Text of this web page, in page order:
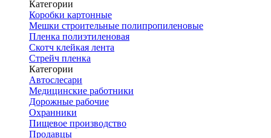
Категории
Коробки картонные
Мешки строительные полипропиленовые
Пленка полиэтиленовая
Скотч клейкая лента
Стрейч пленка
Категории
Автослесари
Медицинские работники
Дорожные рабочие
Охранники
Пищевое производство
Продавцы